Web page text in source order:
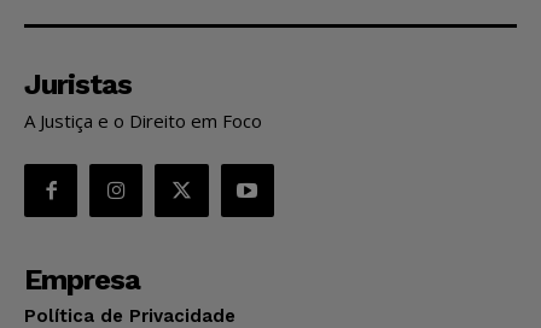
Juristas
A Justiça e o Direito em Foco
Empresa
Política de Privacidade